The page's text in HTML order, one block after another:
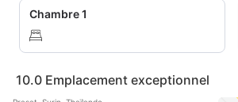
Chambre 1
10.0 Emplacement exceptionnel